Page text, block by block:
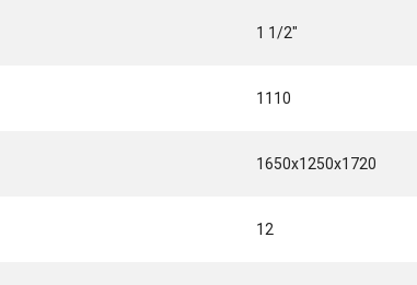
1 1/2"
1110
1650x1250x1720
12